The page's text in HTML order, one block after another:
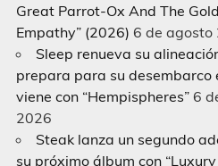
Great Parrot-Ox And The
Empathy” (2026) 6 de agosto
Sleep renueva su
prepara para su desembarco
viene con “Hempispheres” 6
2026
Steak lanza un segundo
su próximo álbum con “Luxury